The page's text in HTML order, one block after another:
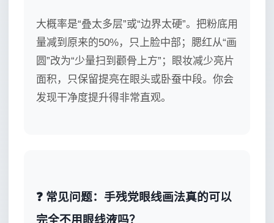
大概率是“叠太多层”或“边界太硬”。把粉底用
量减到原来的50%，只上脸中部；腮红从“画
圆”改为“少量扫到颧骨上方”；眼妆减少亮片
面积，只保留提亮在眼头或卧蚕中段。你会
发现干净度提升得非常直观。
❓ 常见问题：手残党眼线画法真的可以
完全不用眼线液吗？